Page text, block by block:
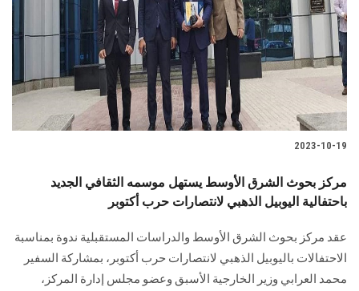
2023-10-19
مركز بحوث الشرق الأوسط يستهل موسمه الثقافي الجديد
باحتفالية اليوبيل الذهبي لانتصارات حرب أكتوبر
عقد مركز بحوث الشرق الأوسط والدراسات المستقبلية ندوة بمناسبة
الاحتفالات باليوبيل الذهبي لانتصارات حرب أكتوبر، بمشاركة السفير
محمد العرابي وزير الخارجية الأسبق وعضو مجلس إدارة المركز،